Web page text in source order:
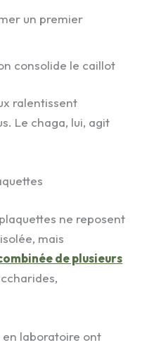
un premier
consolide le caillot
ralentissent
Le chaga, lui, agit
ne reposent
mais
de plusieurs
en laboratoire ont